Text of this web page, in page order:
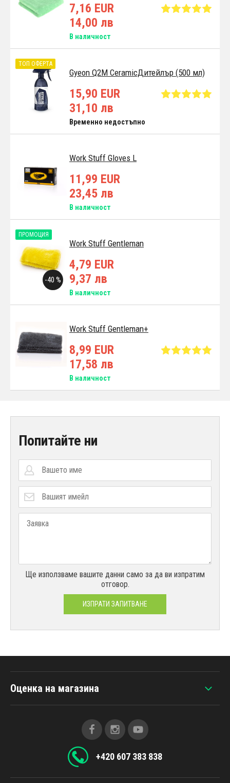
7,16 EUR
14,00 лв
В наличност
Gyeon Q2M CeramicДитейлър (500 мл)
ТОП ОФЕРТА
15,90 EUR
31,10 лв
Временно недостъпно
Work Stuff Gloves L
11,99 EUR
23,45 лв
В наличност
Work Stuff Gentleman
-40 %
ПРОМОЦИЯ
4,79 EUR
9,37 лв
В наличност
Work Stuff Gentleman+
8,99 EUR
17,58 лв
В наличност
Попитайте ни
Ще използваме вашите данни само за да ви изпратим
отговор.
ИЗПРАТИ ЗАПИТВАНЕ
Оценка на магазина
+420 607 383 838